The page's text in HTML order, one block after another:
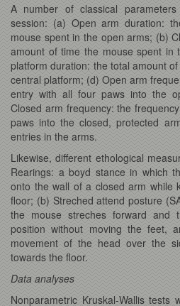
A number of classical
session: (a) Open arm duration:
mouse spent in the open arms; (b)
amount of time the mouse spent in
platform duration: the total amount
central platform; (d) Open arm
entry with all four paws into the
Closed arm frequency: the
paws into the closed, protected
entries in the arms.
Likewise, different ethological
Rearings: a boyd stance in which
onto the wall of a closed arm while
floor; (b) Streched attend posture
the mouse streches forward and
position without moving the feet,
movement of the head over the
towards the floor.
Data analyses
Nonparametric Kruskal-Wallis tests